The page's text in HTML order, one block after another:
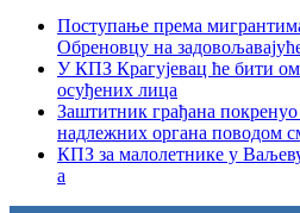
Поступање према
Обреновцу на
У КПЗ Крагујевац ће бити
осуђених лица
Заштитник грађана
надлежних органа поводом
КПЗ за малолетнике у
а